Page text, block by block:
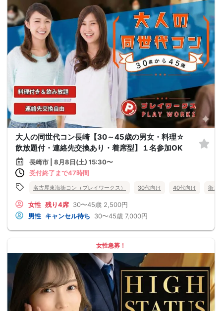
大人の同世代コン長崎【30～45歳の男女・料理☆
飲放題付・連絡先交換あり・着席型】１名参加OK
長崎市 | 8月8日(土) 15:30〜
受付終了まで47時間
名古屋東海街コン（プレイワークス） 30代向け 40代向け 街コ
女性 残り4席 30〜45歳 2,500円
男性 キャンセル待ち 30〜45歳 7,000円
女性急募！